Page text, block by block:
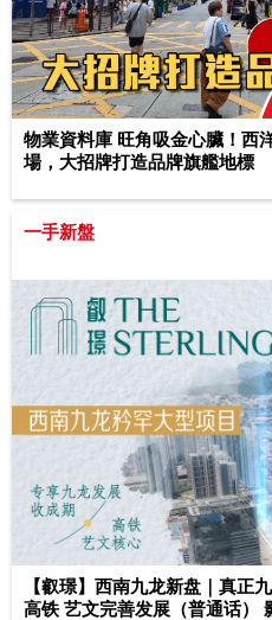
物業資料庫 旺角吸金心臟！西
場，大招牌打造品牌旗艦地標
一手新盤
【叡璟】西南九龙新盘｜真正
高铁 艺文完善发展（普通话）